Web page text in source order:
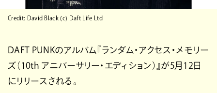
Credit: David Black (c) Daft Life Ltd
DAFT PUNKのアルバム『ランダム・アクセス・メモリー
ズ（10th アニバーサリー・エディション）』が5月12日
にリリースされる。